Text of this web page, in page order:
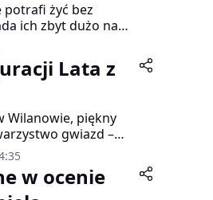
potrafi żyć bez
ich zbyt dużo na
stara się ich nie
kusiły. Agnieszce
pomaga silna wola, a
Anna
kiedy ma na to
jest dla ludzi, a
Lata z
Wilanowie, piękny
gwiazd –
imprezy z okazji
przez markę
gwiazdy spotkały
w ocenie